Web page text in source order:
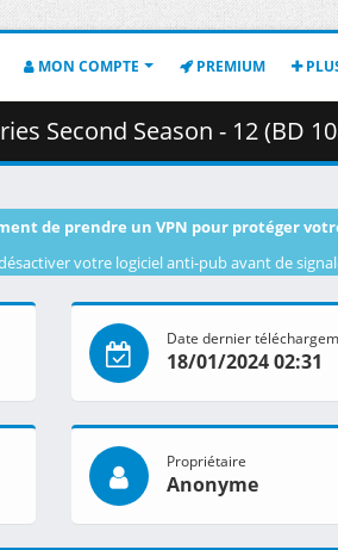
MON COMPTE PREMIUM
Season - 12 (BD 1080p HEVC
de prendre un VPN pour protéger
votre logiciel anti-pub avant de
Date dernier
18/01/2024 02:31
Propriétaire
Anonyme